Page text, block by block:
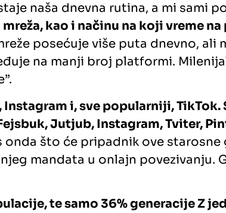
naša dnevna rutina, a mi sami
kao i načinu na koji vreme
posećuje više puta dnevno, ali
na manji broj platformi.
i, sve popularniji,
Jutjub, Instagram, Tviter,
onda što će pripadnik ove
mandata u onlajn povezivanju.
te samo 36% generacije Z